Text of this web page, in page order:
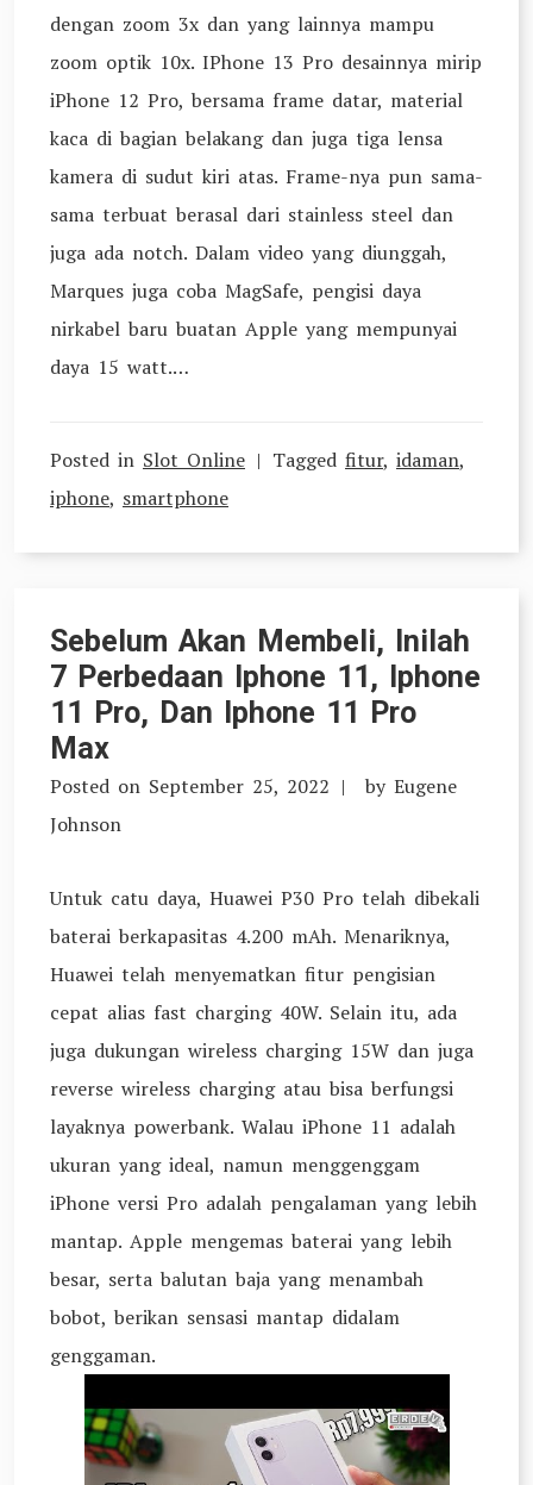
dengan zoom 3x dan yang lainnya mampu
zoom optik 10x. IPhone 13 Pro desainnya mirip
iPhone 12 Pro, bersama frame datar, material
kaca di bagian belakang dan juga tiga lensa
kamera di sudut kiri atas. Frame-nya pun sama-
sama terbuat berasal dari stainless steel dan
juga ada notch. Dalam video yang diunggah,
Marques juga coba MagSafe, pengisi daya
nirkabel baru buatan Apple yang mempunyai
daya 15 watt.…
Posted in Slot Online Tagged fitur, idaman,
iphone, smartphone
Sebelum Akan Membeli, Inilah
7 Perbedaan Iphone 11, Iphone
11 Pro, Dan Iphone 11 Pro
Max
Posted on September 25, 2022 by Eugene
Johnson
Untuk catu daya, Huawei P30 Pro telah dibekali
baterai berkapasitas 4.200 mAh. Menariknya,
Huawei telah menyematkan fitur pengisian
cepat alias fast charging 40W. Selain itu, ada
juga dukungan wireless charging 15W dan juga
reverse wireless charging atau bisa berfungsi
layaknya powerbank. Walau iPhone 11 adalah
ukuran yang ideal, namun menggenggam
iPhone versi Pro adalah pengalaman yang lebih
mantap. Apple mengemas baterai yang lebih
besar, serta balutan baja yang menambah
bobot, berikan sensasi mantap didalam
genggaman.